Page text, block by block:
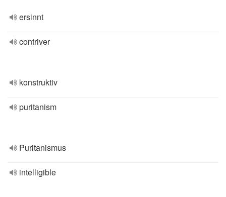
ersinnt
contriver
konstruktiv
puritanism
Puritanismus
intelligible